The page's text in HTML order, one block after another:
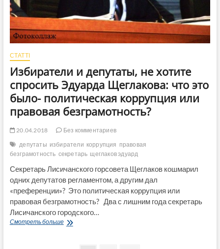
СТАТТІ
Избиратели и депутаты, не хотите
спросить Эдуарда Щеглакова: что это
было- политическая коррупция или
правовая безграмотность?
20.04.2018
Без комментариев
депутаты избиратели коррупция правовая
безграмотность секретарь щеглаков эдуард
Секретарь Лисичанского горсовета Щеглаков кошмарил
одних депутатов регламентом, а другим дал
«преференции»? Это политическая коррупция или
правовая безграмотность? Два с лишним года секретарь
Лисичанского городского…
Смотреть большеИзбиратели